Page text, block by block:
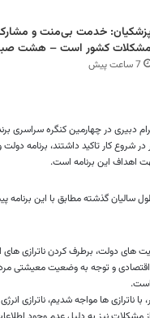
خدمت بی‌منت و
مشکلات کشور است – هشت
7 ساعت پیش
دبیری در چهارمین کنگره سراسری
شروع کار تاکید داشتند، برنامه دولت
اهداف این برنامه است.
سالیان گذشته مطابق با این برنامه
های دولت، برطرف کردن ناترازی های
و توجه به وضعیت معیشتی
با ناترازی ها مواجه شدیم، ناترازی